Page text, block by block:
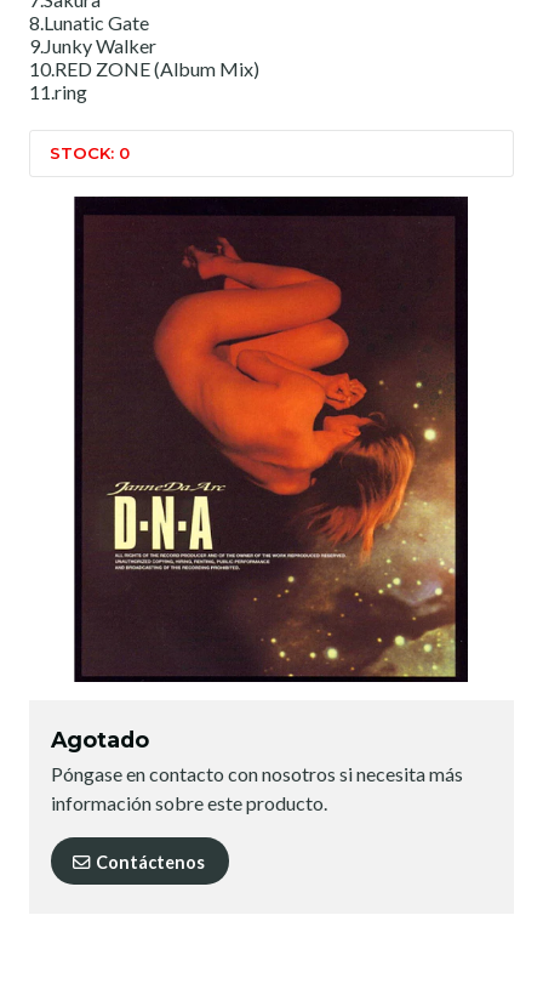
8.Lunatic Gate
9.Junky Walker
10.RED ZONE (Album Mix)
11.ring
STOCK: 0
Agotado
Póngase en contacto con nosotros si necesita más
información sobre este producto.
Contáctenos